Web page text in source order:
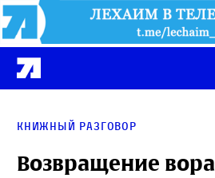
Книжный разговор
Возвращение вора